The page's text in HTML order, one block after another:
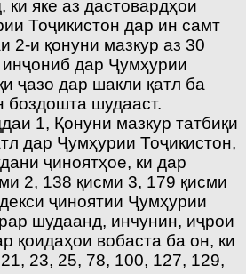
яке аз дастовардҳои
Тоҷикистон дар ин самт
2-и қонуни мазкур аз 30
дар Ҷумҳурии
ҷазо дар шакли қатл ба
боздошта шудааст.
1, Қонуни мазкур татбиқи
дар Ҷумҳурии Тоҷикистон,
ҷиноятҳое, ки дар
2, 138 қисми 3, 179 қисми
ҷиноятии Ҷумҳурии
шудаанд, инчунин, иҷрои
қоидаҳои вобаста ба он, ки
23, 25, 78, 100, 127, 129,